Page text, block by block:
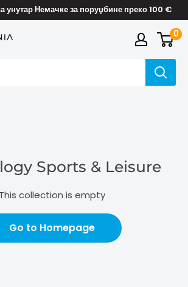
унутар Немачке за поруџбине преко 100 €
0
Sports & Leisure
This collection is empty
Go to Homepage